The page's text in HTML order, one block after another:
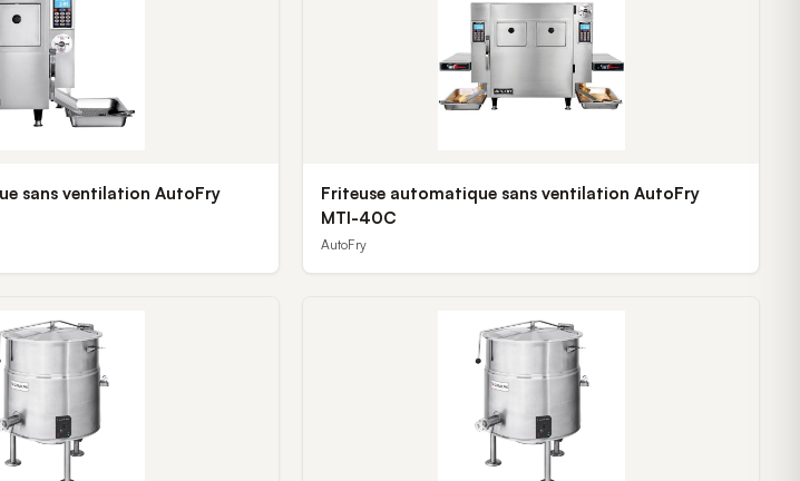
sans ventilation AutoFry
Friteuse automatique sans ventilation AutoFry
MTI-40C
AutoFry